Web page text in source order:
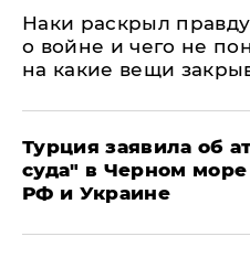
Наки раскрыл
о войне и чего не
на какие вещи
Турция заявила об
суда" в Черном море
РФ и Украине